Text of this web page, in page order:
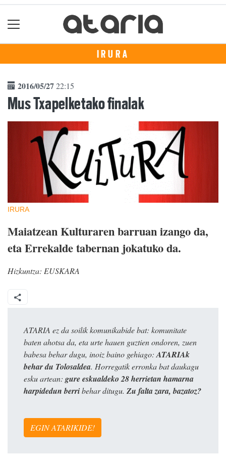
IRURA
2016/05/2722:15
Mus Txapelketako finalak
IRURA
Maiatzean Kulturaren barruan izango da,
eta Errekalde tabernan jokatuko da.
Hizkuntza: EUSKARA
ATARIA ez da soilik komunikabide bat: komunitate
baten ahotsa da, eta urte hauen guztien ondoren, zuen
babesa behar dugu, inoiz baino gehiago:ATARIAk
behar du Tolosaldea. Horregatik erronka bat daukagu
esku artean: gure eskualdeko 28 herrietan hamarna
harpidedun berribehar ditugu. Zu falta zara, bazatoz?
EGIN ATARIKIDE!